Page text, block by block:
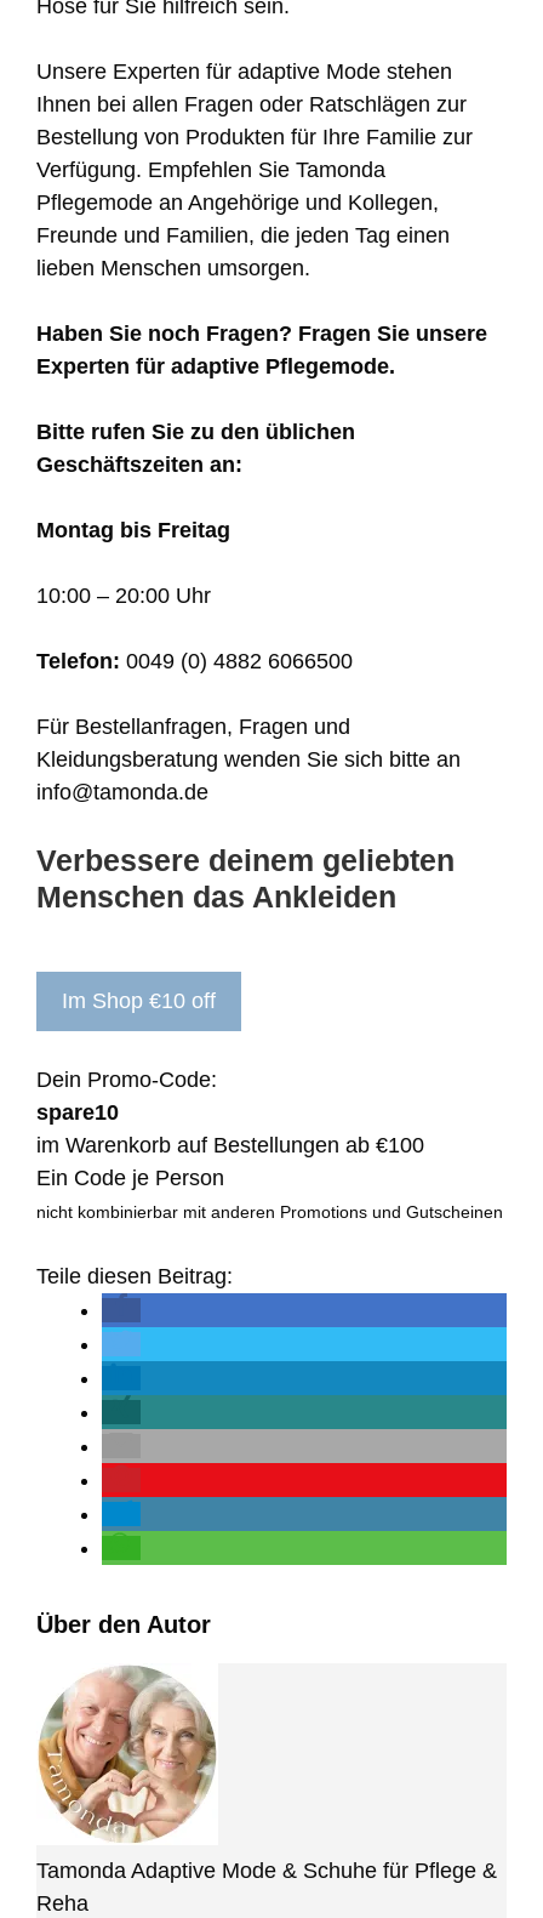
Hose für Sie hilfreich sein.
Unsere Experten für adaptive Mode stehen
Ihnen bei allen Fragen oder Ratschlägen zur
Bestellung von Produkten für Ihre Familie zur
Verfügung. Empfehlen Sie Tamonda
Pflegemode an Angehörige und Kollegen,
Freunde und Familien, die jeden Tag einen
lieben Menschen umsorgen.
Haben Sie noch Fragen? Fragen Sie unsere
Experten für adaptive Pflegemode.
Bitte rufen Sie zu den üblichen
Geschäftszeiten an:
Montag bis Freitag
10:00 – 20:00 Uhr
Telefon: 0049 (0) 4882 6066500
Für Bestellanfragen, Fragen und
Kleidungsberatung wenden Sie sich bitte an
info@tamonda.de
Verbessere deinem geliebten
Menschen das Ankleiden
Im Shop €10 off
Dein Promo-Code:
spare10
im Warenkorb auf Bestellungen ab €100
Ein Code je Person
nicht kombinierbar mit anderen Promotions und Gutscheinen
Teile diesen Beitrag:
Über den Autor
Tamonda Adaptive Mode & Schuhe für Pflege &
Reha